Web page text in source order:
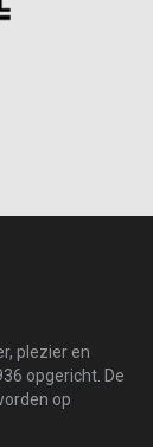
plezier en
opgericht. De
op